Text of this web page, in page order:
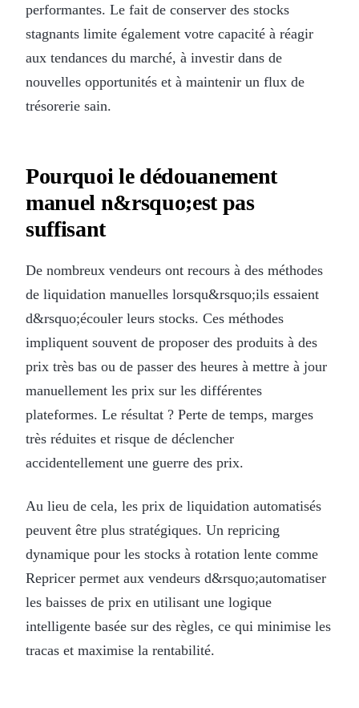
performantes. Le fait de conserver des stocks
stagnants limite également votre capacité à réagir
aux tendances du marché, à investir dans de
nouvelles opportunités et à maintenir un flux de
trésorerie sain.
Pourquoi le dédouanement
manuel n&rsquo;est pas
suffisant
De nombreux vendeurs ont recours à des méthodes
de liquidation manuelles lorsqu&rsquo;ils essaient
d&rsquo;écouler leurs stocks. Ces méthodes
impliquent souvent de proposer des produits à des
prix très bas ou de passer des heures à mettre à jour
manuellement les prix sur les différentes
plateformes. Le résultat ? Perte de temps, marges
très réduites et risque de déclencher
accidentellement une guerre des prix.
Au lieu de cela, les prix de liquidation automatisés
peuvent être plus stratégiques. Un repricing
dynamique pour les stocks à rotation lente comme
Repricer permet aux vendeurs d&rsquo;automatiser
les baisses de prix en utilisant une logique
intelligente basée sur des règles, ce qui minimise les
tracas et maximise la rentabilité.